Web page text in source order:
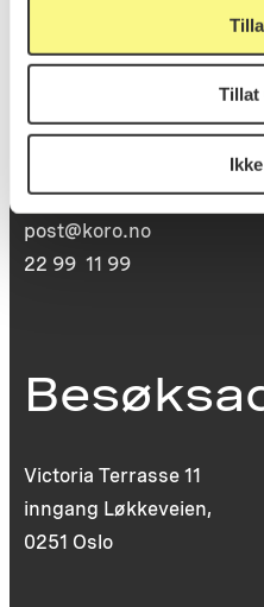
Tillat
St. Olavs plass
post@koro.no
22 99 11 99
Victoria Terrasse 11
inngang Løkkeveien,
0251 Oslo